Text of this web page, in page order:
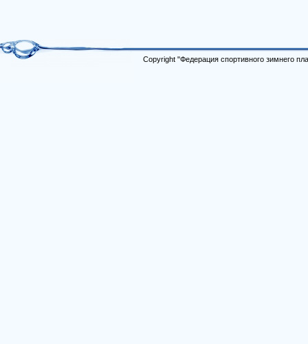
Copyright "Федерация спортивного зимнего